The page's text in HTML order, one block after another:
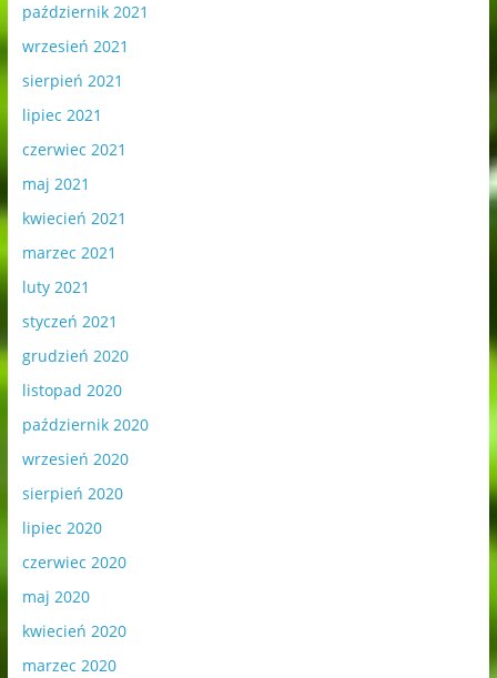
październik 2021
wrzesień 2021
sierpień 2021
lipiec 2021
czerwiec 2021
maj 2021
kwiecień 2021
marzec 2021
luty 2021
styczeń 2021
grudzień 2020
listopad 2020
październik 2020
wrzesień 2020
sierpień 2020
lipiec 2020
czerwiec 2020
maj 2020
kwiecień 2020
marzec 2020